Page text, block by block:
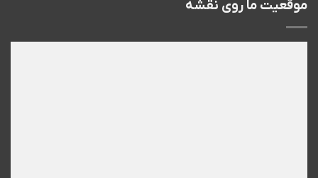
موقعیت ما روی نقشه